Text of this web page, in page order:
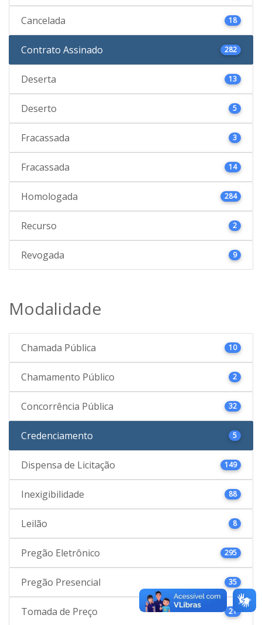
Cancelada 18
Contrato Assinado 282
Deserta 13
Deserto 5
Fracassada 3
Fracassada 14
Homologada 284
Recurso 2
Revogada 9
Modalidade
Chamada Pública 10
Chamamento Público 2
Concorrência Pública 32
Credenciamento 5
Dispensa de Licitação 149
Inexigibilidade 88
Leilão 8
Pregão Eletrônico 295
Pregão Presencial 35
Tomada de Preço 21